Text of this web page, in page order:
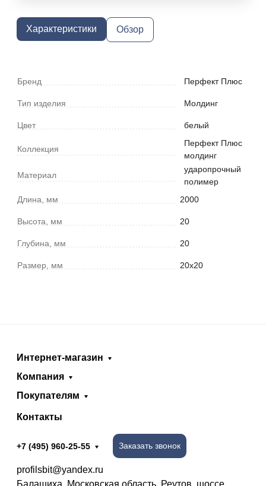
Характеристики Обзор
Бренд Перфект Плюс
Тип изделия Молдинг
Цвет белый
Коллекция
Перфект Плюс
молдинг
Материал
ударопрочный
полимер
Длина, мм
2000
Высота, мм 20
Глубина, мм 20
Размер, мм 20х20
Интернет-магазин
Компания
Покупателям
Контакты
+7 (495) 960-25-55 Заказать звонок
profilsbit@yandex.ru